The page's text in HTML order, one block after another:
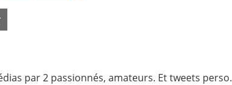
par 2 passionnés, amateurs. Et tweets perso.